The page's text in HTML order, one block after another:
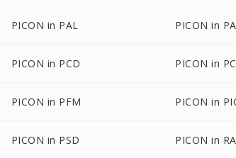
PICON in PAL PICON in
PICON in PCD PICON in
PICON in PFM PICON in
PICON in PSD PICON in